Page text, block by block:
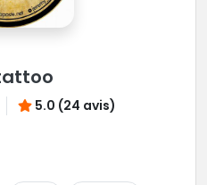
5.0 (24 avis)